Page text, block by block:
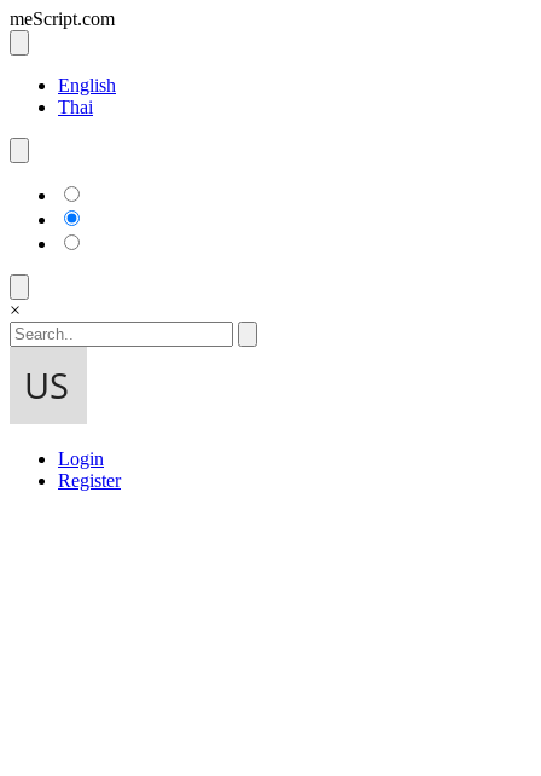
meScript.com
English
Thai
×
Login
Register